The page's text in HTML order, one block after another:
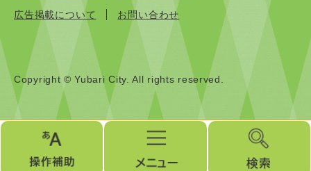
広告掲載について
お問い合わせ
Copyright © Yubari City. All rights reserved.